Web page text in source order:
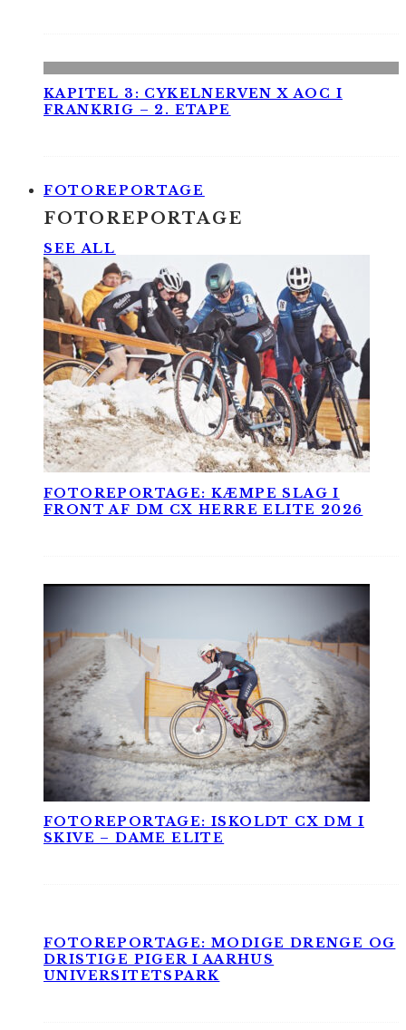
KAPITEL 3: CYKELNERVEN X AOC I
FRANKRIG – 2. ETAPE
FOTOREPORTAGE
FOTOREPORTAGE
SEE ALL
FOTOREPORTAGE: KÆMPE SLAG I
FRONT AF DM CX HERRE ELITE 2026
FOTOREPORTAGE: ISKOLDT CX DM I
SKIVE – DAME ELITE
FOTOREPORTAGE: MODIGE DRENGE OG
DRISTIGE PIGER I AARHUS
UNIVERSITETSPARK